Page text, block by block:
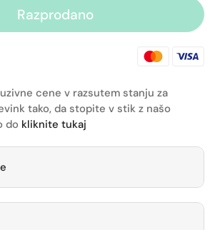
Razprodano
cene v razsutem stanju za
tako, da stopite v stik z našo
do kliknite tukaj